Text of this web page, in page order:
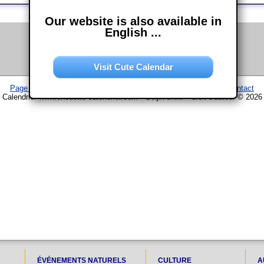
Page d'accueil
Contact
Calendrier www.chouette-calendrier.com • Seijin shiki – droit d'auteur © 2026
ÉVÉNEMENTS NATURELS CULTURE
Our website is also available in
English ...
Visit Cute Calendar